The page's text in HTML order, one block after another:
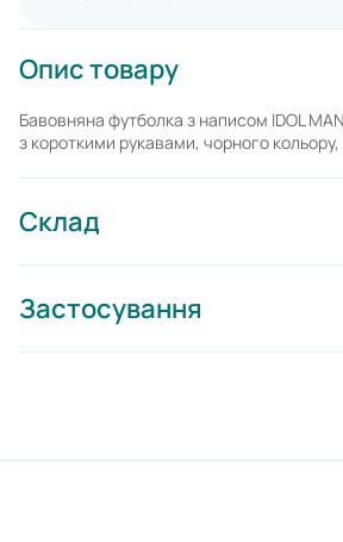
Опис товару
Бавовняна футболка з написом IDOL MAN
з короткими рукавами, чорного кольору,
Склад
Застосування